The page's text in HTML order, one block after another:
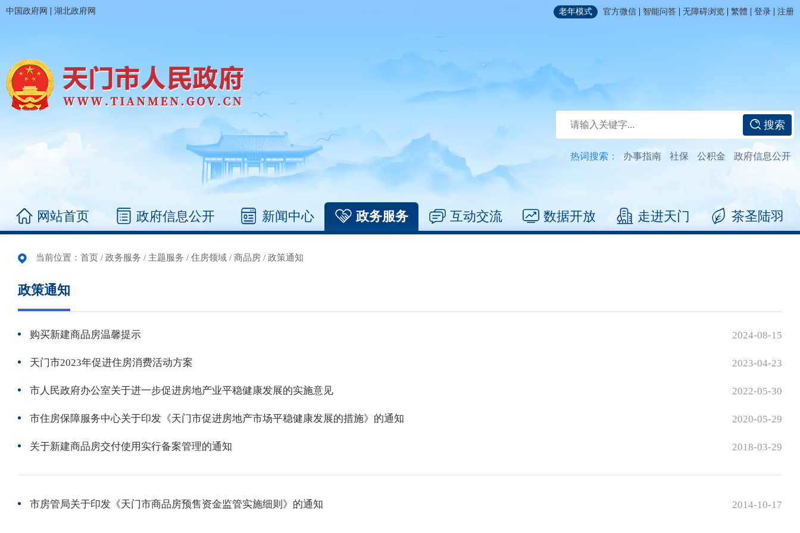
中国政府网 | 湖北政府网 老年模式 官方微信 | 智能问答 | 无障碍浏览 | 繁體 | 登录 | 注册
搜索
热词搜索： 办事指南 社保 公积金 政府信息公开
网站首页 政府信息公开 新闻中心 政务服务 互动交流 数据开放 走进天门 茶圣陆羽
当前位置： 首页 / 政务服务 / 主题服务 / 住房领域 / 商品房 / 政策通知
政策通知
购买新建商品房温馨提示 2024-08-15
天门市2023年促进住房消费活动方案 2023-04-23
市人民政府办公室关于进一步促进房地产业平稳健康发展的实施意见 2022-05-30
市住房保障服务中心关于印发《天门市促进房地产市场平稳健康发展的措施》的通知 2020-05-29
关于新建商品房交付使用实行备案管理的通知 2018-03-29
市房管局关于印发《天门市商品房预售资金监管实施细则》的通知 2014-10-17